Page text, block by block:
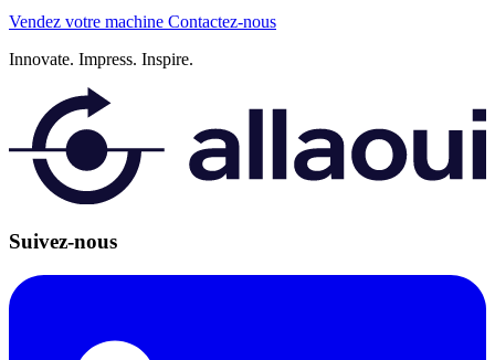
Vendez votre machine Contactez-nous
Innovate. Impress. Inspire.
Suivez-nous